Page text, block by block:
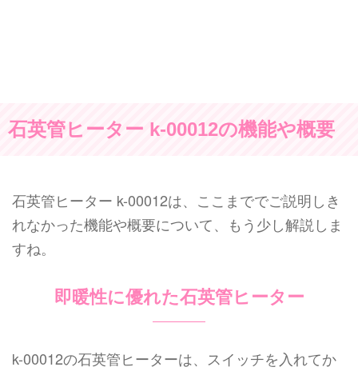
石英管ヒーター k-00012の機能や概要
石英管ヒーター k-00012は、ここまででご説明しき
れなかった機能や概要について、もう少し解説しま
すね。
即暖性に優れた石英管ヒーター
k-00012の石英管ヒーターは、スイッチを入れてか